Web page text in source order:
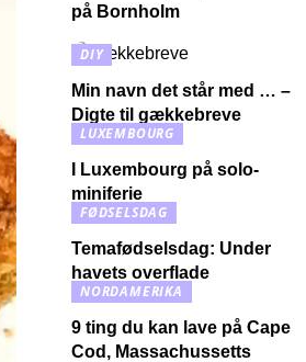
på Bornholm
DIY
Min navn det står med … –
Digte til gækkebreve
LUXEMBOURG
I Luxembourg på solo-
miniferie
FØDSELSDAG
Temafødselsdag: Under
havets overflade
NORDAMERIKA
9 ting du kan lave på Cape
Cod, Massachussetts